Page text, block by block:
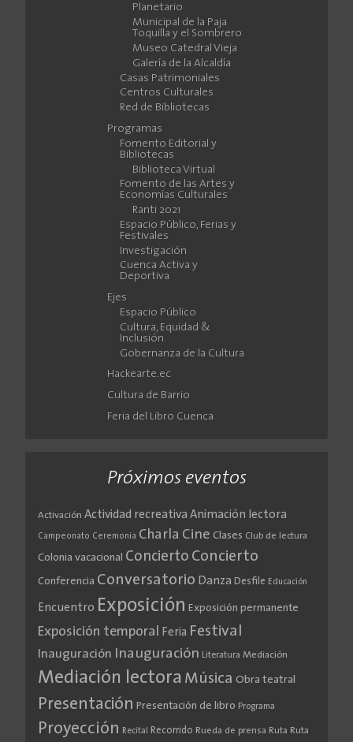
Planetario
Municipal de la Paja
Toquilla y el Sombrero
Museo Catedral Vieja
Galería de la Alcaldía
Casas Patrimoniales
Centros Culturales
Red de Bibliotecas
Programas
Fomento Editorial y
Bibliotecas
Biblioteca Virtual
Fomento de las Artes y
Economías Culturales
Ranti 2021
Espacio Público, Ferias y
Festivales
Investigación
Cuenca Activa y
Deportiva
Ejes
Espacio Público
Cultura, Equidad &
Inclusión
Gobernanza de la Cultura
Hackearte.ec
Cultura de Barrio
Feria del Libro Cuenca
Próximos eventos
Activación Actividad recreativa Animación lectora
Campeonato Ceremonia Charla Cine Clases Club de lectura
Colonia vacacional Concierto Concierto
Conferencia Conversatorio Danza Desfile Educación
Encuentro Exposición Exposición permanente
Exposición temporal Feria Festival
Inauguración Inauguración Literatura Mediación
Mediación lectora Música Obra teatral
Presentación Presentación de libro Programa
Proyección Recital Recorrido Rueda de prensa Ruta Ruta